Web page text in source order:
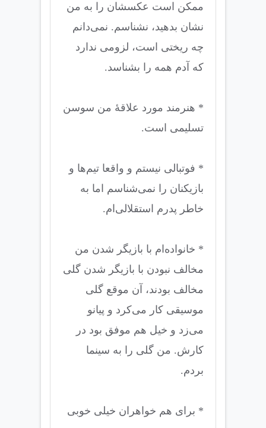
ممکن است عکسشان را به من
نشان بدهید، نشناسم. نمی‌دانم
چه ریختی است، لزومی ندارد
که آدم همه را بشناسد.
* هنرمند مورد علاقۀ من سوسن
تسلیمی است.
* فوتبالی نیستم و واقعا تیم‌ها و
بازیکنان را نمی‌شناسم اما به
خاطر پدرم استقلالی‌ام.
* خانواده‌ام با بازیگر شدن من
مخالف نبودن با بازیگر شدن گلی
مخالف بودند، آن موقع گلی
موسیقی کار می‌کرد و پیانو
می‌زد و خیل هم موفق بود در
کارش. من گلی را به سینما
بردم.
* برای هم خواهران خیلی خوبی